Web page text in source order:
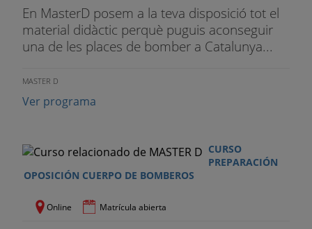
inferior.
Descripción: Situado el ejecutante de costado, al
lado de una pared graduada en centímetros, en
próximo a la pared, mantenimiento los hombros
en el mismo plano horizontal, marcará la altura a
Realizará, mediante flexión de piernas, un salto
vertical, señalando la nueva altura alcanzada. La
marca alcanzada en esta prueba será la diferencia
en centímetros entre la altura conseguida por el
salto y la tomada en primer lugar.
En MasterD posem a la teva disposició tot el
material didàctic perquè puguis aconseguir
una de les places de bomber a Catalunya...
MASTER D
Ver programa
CURSO
PREPARACIÓN
OPOSICIÓN CUERPO DE BOMBEROS
Online Matrícula abierta